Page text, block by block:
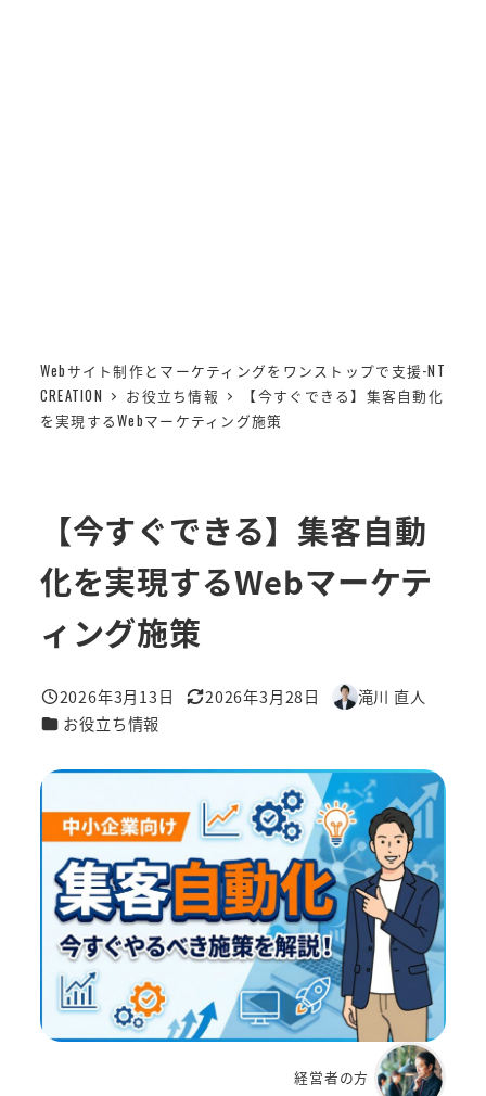
Webサイト制作とマーケティングをワンストップで支援-NT
CREATION
お役立ち情報
【今すぐできる】集客自動化
を実現するWebマーケティング施策
【今すぐできる】集客自動
化を実現するWebマーケテ
ィング施策
投稿日
2026年3月13日
更新日
2026年3月28日
著
滝川 直人
カテゴリー
お役立ち情報
経営者の方